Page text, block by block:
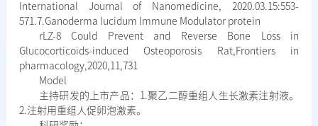
International Journal of Nanomedicine, 2020.03.15:553-
571.7.Ganoderma lucidum lmmune Modulator protein
rLZ-8 Could Prevent and Reverse Bone Loss in
Glucocorticoids-induced Osteoporosis Rat,Frontiers in
pharmacology,2020,11,731
Model
主持研发的上市产品：1.聚乙二醇重组人生长激素注射液。
2.注射用重组人促卵泡激素。